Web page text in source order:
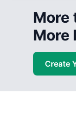
More
More
Create